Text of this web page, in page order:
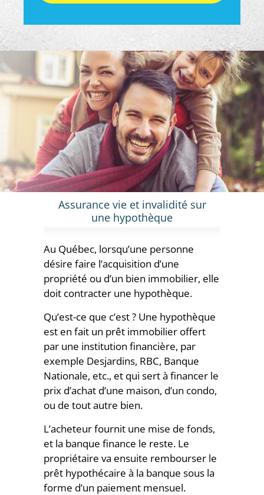
Assurance vie et invalidité sur
une hypothèque
Au Québec, lorsqu’une personne
désire faire l’acquisition d’une
propriété ou d’un bien immobilier, elle
doit contracter une hypothèque.
Qu’est-ce que c’est ? Une hypothèque
est en fait un prêt immobilier offert
par une institution financière, par
exemple Desjardins, RBC, Banque
Nationale, etc., et qui sert à financer le
prix d’achat d’une maison, d’un condo,
ou de tout autre bien.
L’acheteur fournit une mise de fonds,
et la banque finance le reste. Le
propriétaire va ensuite rembourser le
prêt hypothécaire à la banque sous la
forme d’un paiement mensuel.